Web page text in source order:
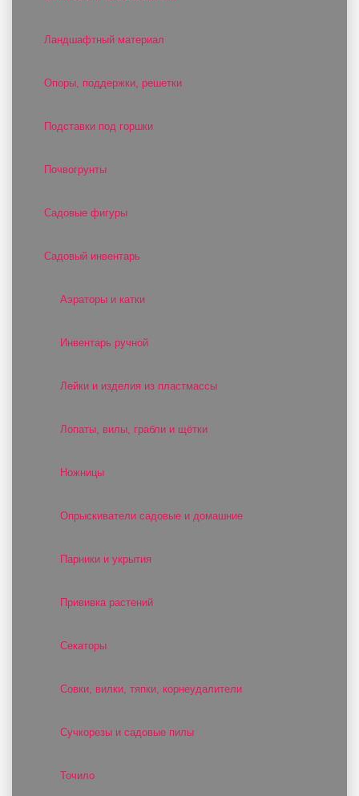
Ландшафтный материал
Опоры, поддержки, решетки
Подставки под горшки
Почвогрунты
Садовые фигуры
Садовый инвентарь
Аэраторы и катки
Инвентарь ручной
Лейки и изделия из пластмассы
Лопаты, вилы, грабли и щётки
Ножницы
Опрыскиватели садовые и домашние
Парники и укрытия
Прививка растений
Секаторы
Совки, вилки, тяпки, корнеудалители
Сучкорезы и садовые пилы
Точило